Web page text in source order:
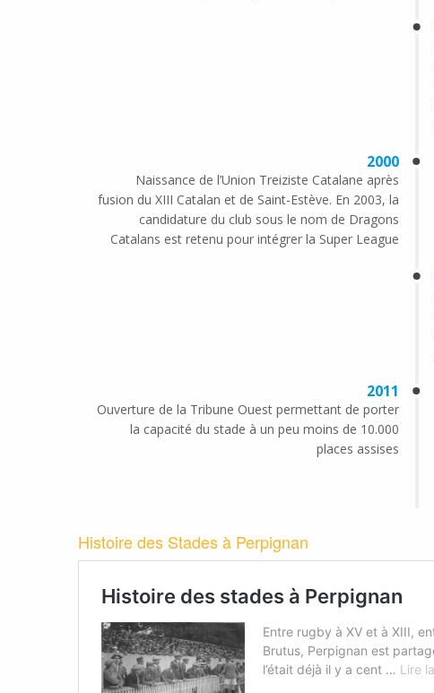
2000
Naissance de l’Union Treiziste Catalane après
fusion du XIII Catalan et de Saint-Estève. En 2003, la
candidature du club sous le nom de Dragons
Catalans est retenu pour intégrer la Super League
2011
Ouverture de la Tribune Ouest permettant de porter
la capacité du stade à un peu moins de 10.000
places assises
Histoire des Stades à Perpignan